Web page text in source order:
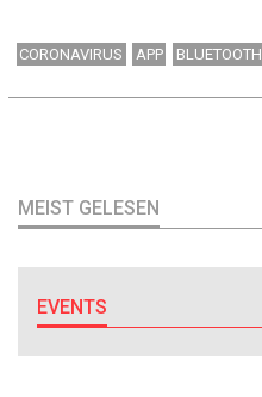
CORONAVIRUS APP BLUETOOTH
MEIST GELESEN
EVENTS